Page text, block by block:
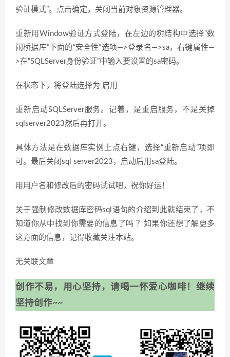
验证模式”。点击确定，关闭当前对象资源管理器。
重新用Window验证方式登陆，在左边的树结构中选择“数
闹桥据库”下面的“安全性”选项—>登录名—>sa，右键属性—
>在“SQLServer身份验证”中输入要设置的sa密码。
在状态下，将登陆选择为 启用
重新启动SQLServer服务。记着，是重启服务，不是关掉
sqlserver2023然后再打开。
具体方法是在数据库实例上点右键，选择“重新启动”项即
可。最后关闭sql server2023，启动后用sa登陆。
用用户名和修改后的密码试试吧，祝你好运！
关于强制修改数据库密码sql语句的介绍到此就结束了，不
知道你从中找到你需要的信息了吗 ？如果你还想了解更多
这方面的信息，记得收藏关注本站。
无关联文章
创作不易，用心坚持，请喝一怀爱心咖啡！继续
坚持创作~~